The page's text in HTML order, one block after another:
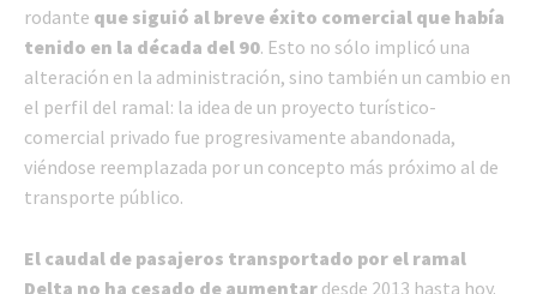
rodante que siguió al breve éxito comercial que había
tenido en la década del 90. Esto no sólo implicó una
alteración en la administración, sino también un cambio en
el perfil del ramal: la idea de un proyecto turístico-
comercial privado fue progresivamente abandonada,
viéndose reemplazada por un concepto más próximo al de
transporte público.
El caudal de pasajeros transportado por el ramal
Delta no ha cesado de aumentar desde 2013 hasta hoy.